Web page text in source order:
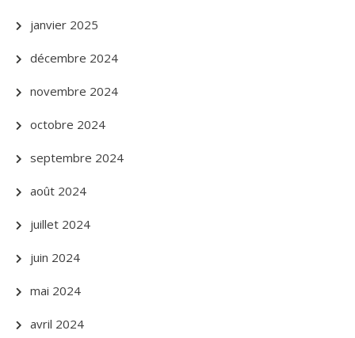
janvier 2025
décembre 2024
novembre 2024
octobre 2024
septembre 2024
août 2024
juillet 2024
juin 2024
mai 2024
avril 2024